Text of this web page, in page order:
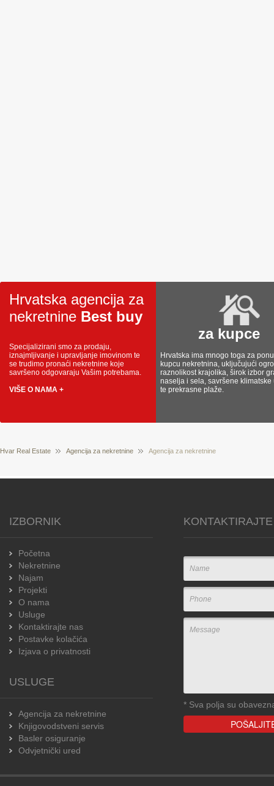
Hrvatska agencija za
nekretnine Best buy
Specijalizirani smo za prodaju,
iznajmljivanje i upravljanje imovinom te
se trudimo pronaći nekretnine koje
savršeno odgovaraju Vašim potrebama.
VIŠE O NAMA +
za kupce
Hrvatska ima mnogo toga za
kupcu nekretnina, uključujući
raznolikost krajolika, širok izbor
naselja i sela, savršene klimatske
te prekrasne plaže.
Hvar Real Estate Agencija za nekretnine Agencija za nekretnine
IZBORNIK
Početna
Nekretnine
Najam
Projekti
O nama
Usluge
Kontaktirajte nas
Postavke kolačića
Izjava o privatnosti
USLUGE
Agencija za nekretnine
Knjigovodstveni servis
Basler osiguranje
Odvjetnički ured
* Sva polja su